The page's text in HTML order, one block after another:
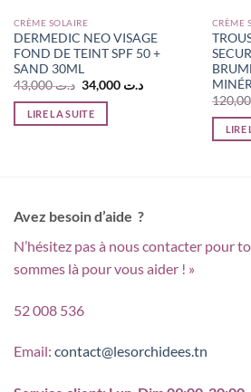
CRÈME SOLAIRE
DERMEDIC NEO VISAGE
FOND DE TEINT SPF 50 +
SAND 30ML
د.ت43,000
Le
prix
initial
était :
د.ت 34,000
Le
LIRE LA SUITE
CRÈME
LIRE
Avez besoin d’aide ?
N’hésitez pas à nous contacter pour
sommes là pour vous aider ! »
52 008 536
Email: contact@lesorchidees.tn